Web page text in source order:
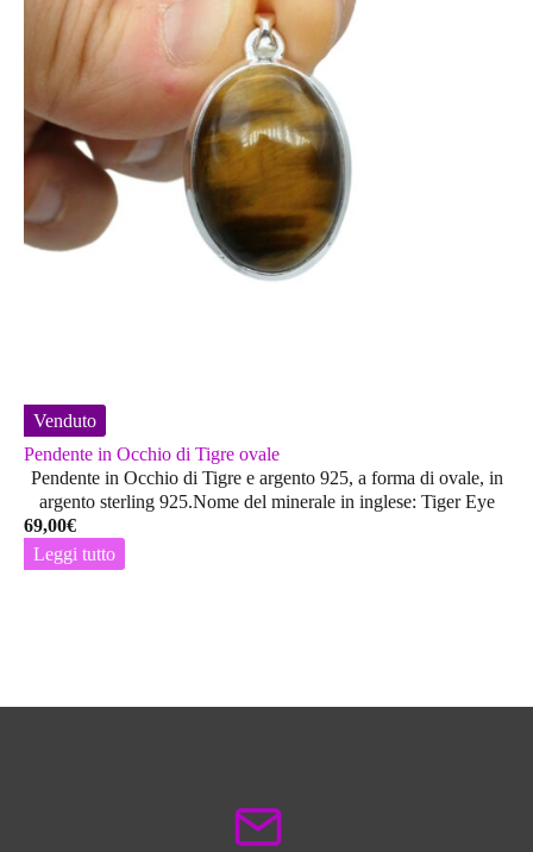
Venduto
Pendente in Occhio di Tigre ovale
Pendente in Occhio di Tigre e argento 925, a forma di ovale, in
argento sterling 925.Nome del minerale in inglese: Tiger Eye
69,00€
Leggi tutto